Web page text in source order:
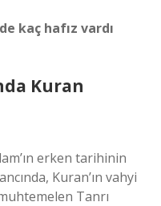
kaç hafız vardı
Kuran
erken tarihinin
Kuran’ın vahyi
Tanrı